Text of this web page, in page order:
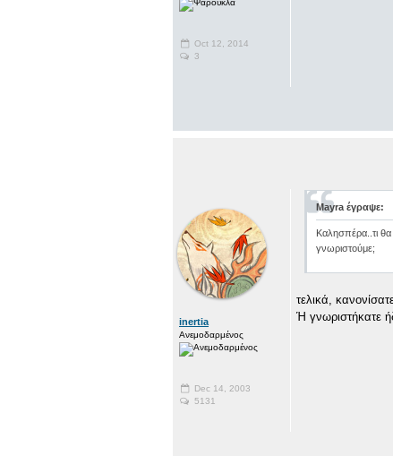
Oct 12, 2014
3
inertia
Ανεμοδαρμένος
Dec 14, 2003
5131
Mayra έγραψε:
Καλησπέρα..τι θα
γνωριστούμε;
τελικά,
Ή γνωριστήκατε